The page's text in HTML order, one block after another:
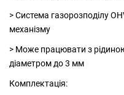
> Система газорозподілу
механізму
> Може працювати з
діаметром до 3 мм
Комплектація: